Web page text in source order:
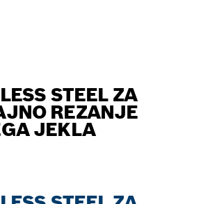
STEEL ZA
REZANJE
JEKLA